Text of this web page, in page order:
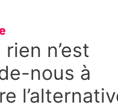
n’est
nous à